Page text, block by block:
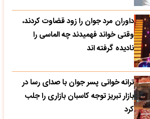
داوران مرد جوان را زود قضاوت کردند،
وقتی خواند فهمیدند چه الماسی را
نادیده گرفته اند
ترانه خوانی پسر جوان با صدای رسا در
بازار تبریز توجه کاسبان بازاری را جلب
کرد